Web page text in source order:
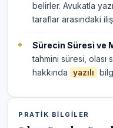
belirler. Avukatla
taraflar arasındaki
Sürecin Süresi ve
tahmini süresi,
hakkında
yazılı
PRATIK BILGILER